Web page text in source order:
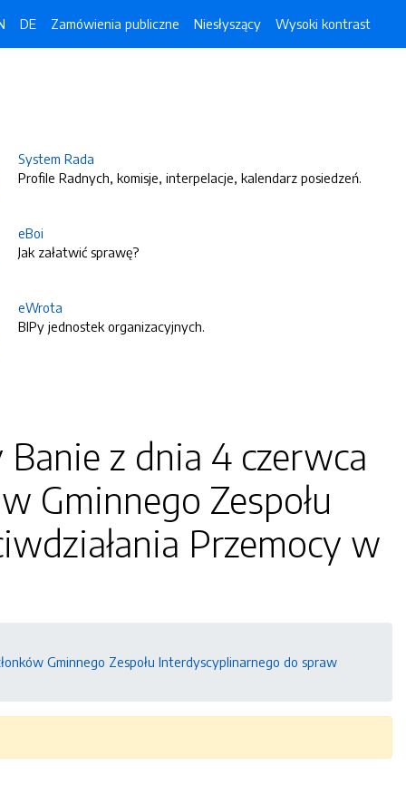
DE Zamówienia publiczne Niesłyszący Wysoki kontrast
System Rada
Profile Radnych, komisje, interpelacje, kalendarz posiedzeń.
eBoi
Jak załatwić sprawę?
eWrota
BIPy jednostek organizacyjnych.
z dnia 4 czerwca
Gminnego Zespołu
Przemocy w
Gminnego Zespołu Interdyscyplinarnego do spraw